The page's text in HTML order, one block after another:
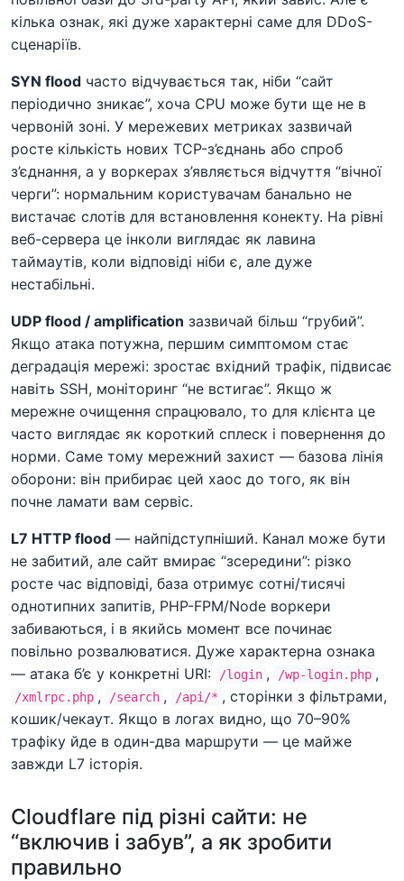
кілька ознак, які дуже характерні саме для DDoS-
сценаріїв.
SYN flood часто відчувається так, ніби “сайт
періодично зникає”, хоча CPU може бути ще не в
червоній зоні. У мережевих метриках зазвичай
росте кількість нових TCP-з’єднань або спроб
з’єднання, а у воркерах з’являється відчуття “вічної
черги”: нормальним користувачам банально не
вистачає слотів для встановлення конекту. На рівні
веб-сервера це інколи виглядає як лавина
таймаутів, коли відповіді ніби є, але дуже
нестабільні.
UDP flood / amplification зазвичай більш “грубий”.
Якщо атака потужна, першим симптомом стає
деградація мережі: зростає вхідний трафік, підвисає
навіть SSH, моніторинг “не встигає”. Якщо ж
мережне очищення спрацювало, то для клієнта це
часто виглядає як короткий сплеск і повернення до
норми. Саме тому мережний захист — базова лінія
оборони: він прибирає цей хаос до того, як він
почне ламати вам сервіс.
L7 HTTP flood — найпідступніший. Канал може бути
не забитий, але сайт вмирає “зсередини”: різко
росте час відповіді, база отримує сотні/тисячі
однотипних запитів, PHP-FPM/Node воркери
забиваються, і в якийсь момент все починає
повільно розвалюватися. Дуже характерна ознака
— атака б’є у конкретні URI:
/login , /wp-login.php ,
/xmlrpc.php , /search , /api/* , сторінки з фільтрами,
кошик/чекаут. Якщо в логах видно, що 70–90%
трафіку йде в один-два маршрути — це майже
завжди L7 історія.
Cloudflare під різні сайти: не
“включив і забув”, а як зробити
правильно